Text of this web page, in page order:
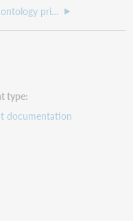
WorldCat ontology primer
type
documentation